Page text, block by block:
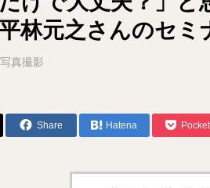
林元之さんのセミ
写真撮影
Share Hatena Pocket